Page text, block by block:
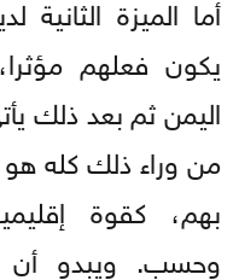
أما الميزة
يكون فعلهم
اليمن ثم بعد ذلك
من وراء ذلك كله هو
بهم، كقوة
وحسب. ويبدو أن